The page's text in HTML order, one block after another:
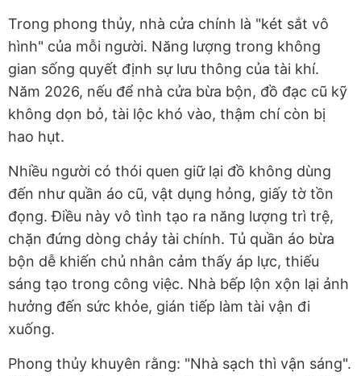
Trong phong thủy, nhà cửa chính là "két sắt vô
hình" của mỗi người. Năng lượng trong không
gian sống quyết định sự lưu thông của tài khí.
Năm 2026, nếu để nhà cửa bừa bộn, đồ đạc cũ kỹ
không dọn bỏ, tài lộc khó vào, thậm chí còn bị
hao hụt.
Nhiều người có thói quen giữ lại đồ không dùng
đến như quần áo cũ, vật dụng hỏng, giấy tờ tồn
đọng. Điều này vô tình tạo ra năng lượng trì trệ,
chặn đứng dòng chảy tài chính. Tủ quần áo bừa
bộn dễ khiến chủ nhân cảm thấy áp lực, thiếu
sáng tạo trong công việc. Nhà bếp lộn xộn lại ảnh
hưởng đến sức khỏe, gián tiếp làm tài vận đi
xuống.
Phong thủy khuyên rằng: "Nhà sạch thì vận sáng".